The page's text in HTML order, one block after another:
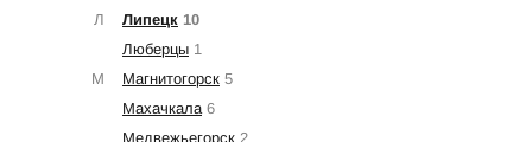
Л
Липецк 10
Люберцы 1
М
Магнитогорск 5
Махачкала 6
Медвежьегорск 2